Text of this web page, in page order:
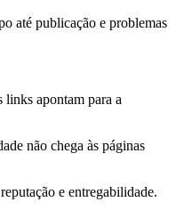
até publicação e problemas
links apontam para a
não chega às páginas
e entregabilidade.